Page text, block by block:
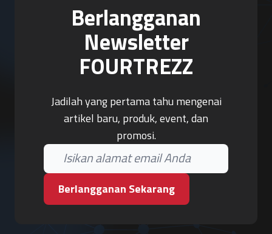
Berlangganan
Newsletter
FOURTREZZ
Jadilah yang pertama tahu mengenai
artikel baru, produk, event, dan
promosi.
Berlangganan Sekarang